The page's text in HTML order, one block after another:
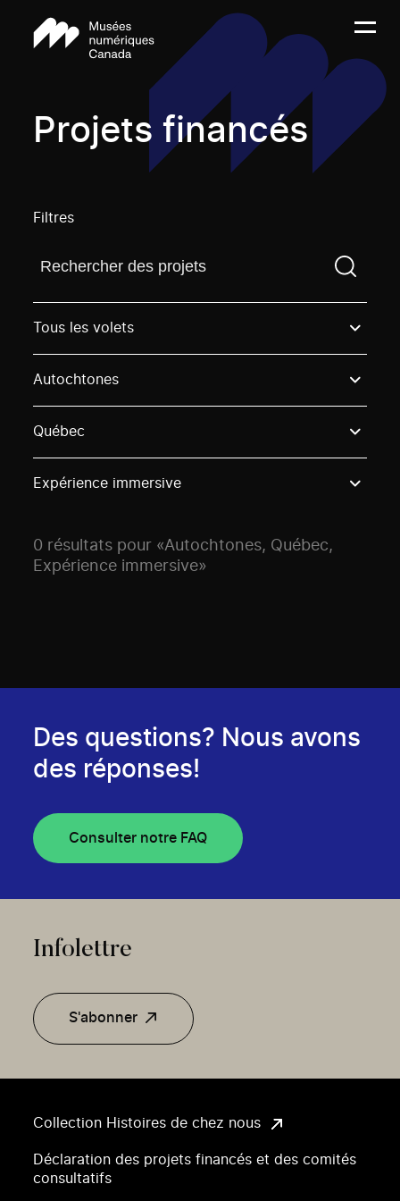
Projets financés
Filtres
Trouvez un projetVous devez saisir un terme de
Tous les volets
Autochtones
Québec
Expérience immersive
0 résultats pour «Autochtones, Québec,
Expérience immersive»
Collection Histoires de chez nous
Déclaration des projets financés et des comités
consultatifs
Des questions? Nous avons
des réponses!
Consulter notre FAQ
Infolettre
S'abonner